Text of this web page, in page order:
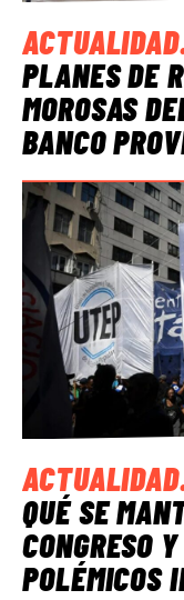
ACTUALIDAD
PLANES DE
MOROSAS
BANCO
ACTUALIDAD
QUÉ SE
CONGRESO
POLÉMICOS